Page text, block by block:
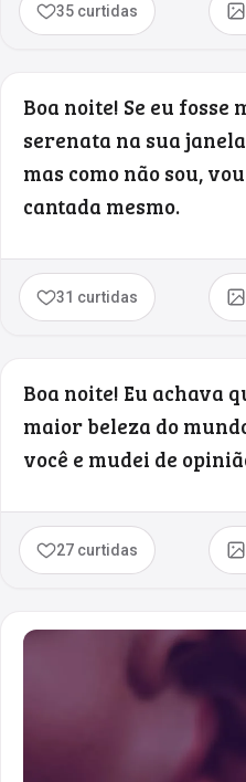
35 curtidas
Boa noite! Se eu
serenata na sua
mas como não sou,
cantada mesmo.
31 curtidas
Boa noite! Eu achava
maior beleza do
você e mudei de
27 curtidas